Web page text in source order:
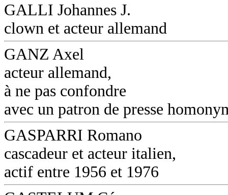
GALLI Johannes J.
clown et acteur allemand
GANZ Axel
acteur allemand,
à ne pas confondre
avec un patron de presse
GASPARRI Romano
cascadeur et acteur italien,
actif entre 1956 et 1976